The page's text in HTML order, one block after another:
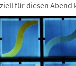
für diesen